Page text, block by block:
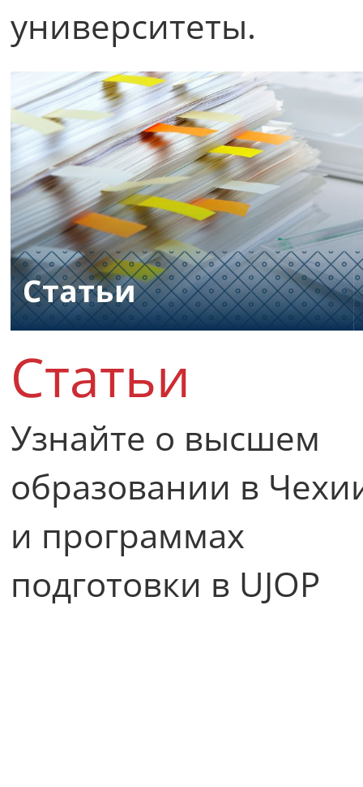
университеты.
Статьи
Узнайте о высшем
образовании в
и программах
подготовки в UJOP